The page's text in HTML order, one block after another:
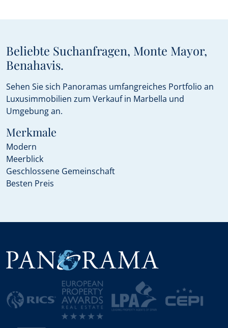
Beliebte Suchanfragen, Monte Mayor,
Benahavis.
Sehen Sie sich Panoramas umfangreiches Portfolio an
Luxusimmobilien zum Verkauf in Marbella und
Umgebung an.
Merkmale
Modern
Meerblick
Geschlossene Gemeinschaft
Besten Preis